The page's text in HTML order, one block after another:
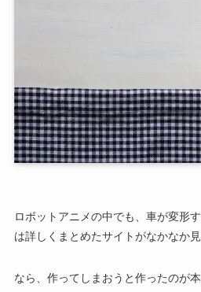
ロボットアニメの中でも、車が変形
は詳しくまとめたサイトがなかなか見
なら、作ってしまおうと作ったのが